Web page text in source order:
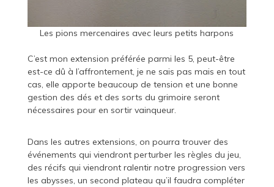
Les pions mercenaires avec leurs petits harpons
C’est mon extension préférée parmi les 5, peut-être
est-ce dû à l’affrontement, je ne sais pas mais en tout
cas, elle apporte beaucoup de tension et une bonne
gestion des dés et des sorts du grimoire seront
nécessaires pour en sortir vainqueur.
Dans les autres extensions, on pourra trouver des
événements qui viendront perturber les règles du jeu,
des récifs qui viendront ralentir notre progression vers
les abysses, un second plateau qu’il faudra compléter